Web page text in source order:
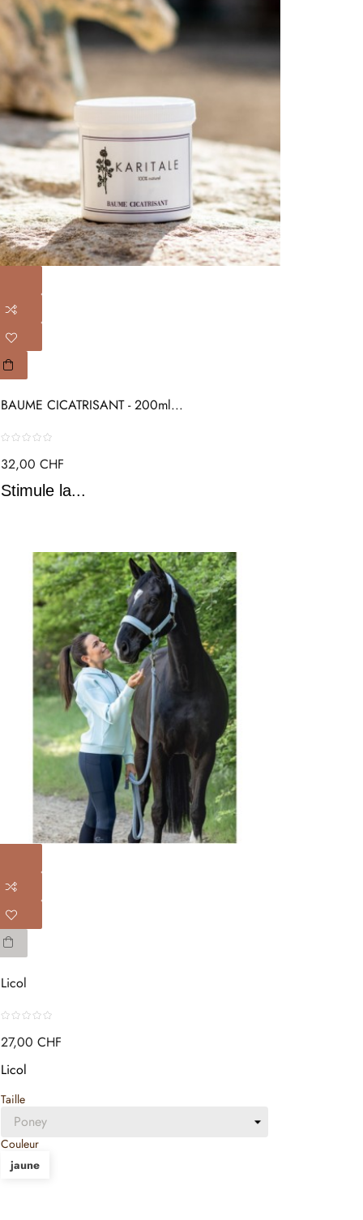
BAUME CICATRISANT - 200ml...
32,00 CHF
Stimule la...
Licol
27,00 CHF
Licol
Taille
Couleur
jaune